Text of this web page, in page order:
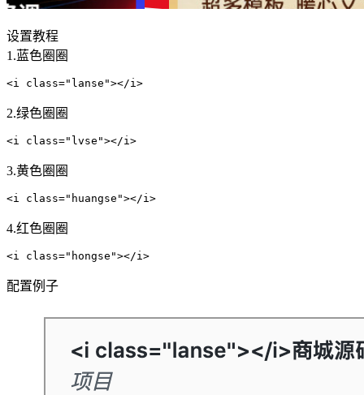
设置教程
1.蓝色圈圈
<i class="lanse"></i>
2.绿色圈圈
<i class="lvse"></i>
3.黄色圈圈
<i class="huangse"></i>
4.红色圈圈
<i class="hongse"></i>
配置例子